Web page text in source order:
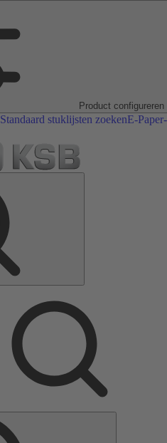
Product configureren
Standaard stuklijsten zoekenE-Paper-